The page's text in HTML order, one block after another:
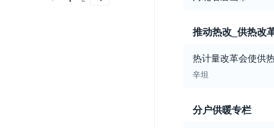
推动热改_供热改
热计量改革会使供
辛坦
分户供暖专栏